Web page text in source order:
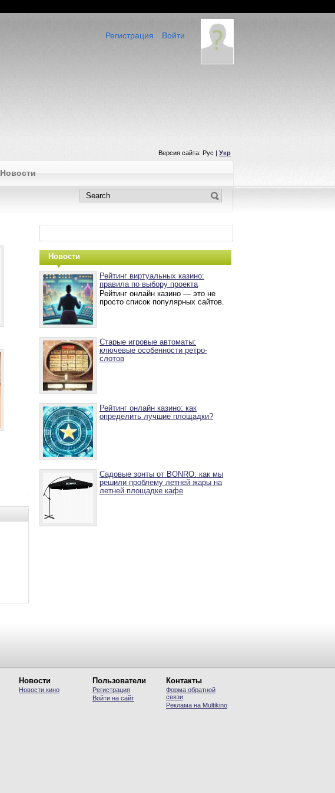
Войти
Регистрация
Версия сайта: Рус | Укр
Новости
Новости
Рейтинг виртуальных казино:
правила по выбору проекта
Рейтинг онлайн казино — это не
просто список популярных сайтов.
Старые игровые автоматы:
ключевые особенности ретро-
слотов
Рейтинг онлайн казино: как
определить лучшие площадки?
Садовые зонты от BONRO: как мы
решили проблему летней жары на
летней площадке кафе
Новости
Новости кино
Пользователи
Регистрация
Войти на сайт
Контакты
Форма обратной
связи
Реклама на Multikino